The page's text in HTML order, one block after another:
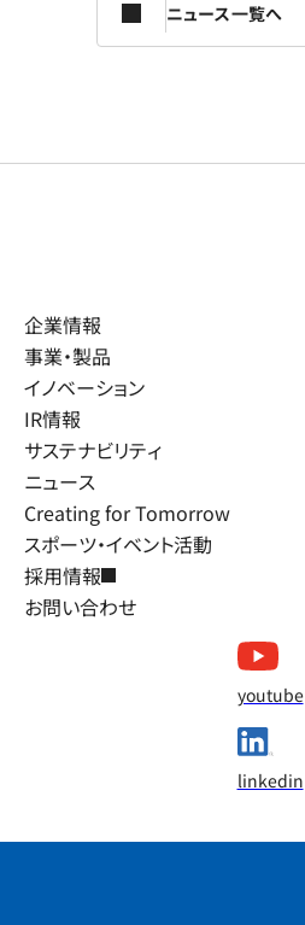
ニュース一覧へ
企業情報
事業・製品
イノベーション
IR情報
サステナビリティ
ニュース
Creating for Tomorrow
スポーツ・イベント活動
採用情報
お問い合わせ
youtube
linkedin